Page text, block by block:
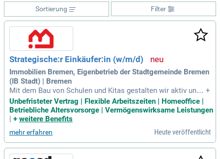
Filter
Sortierung
Strategische:r Einkäufer:in (w/m/d)
Immobilien Bremen, Eigenbetrieb der Stadtgemeinde Bremen
(IB Stadt) | Bremen
Mit dem Bau von Schulen und Kitas gestalten wir aktiv unse
re Stadt. Gleichzeitig leisten wir mit energieeffizienten Proje
kten einen echten Beitrag zum Klimaschutz. Wir suchen Sie
als.
+
Unbefristeter Vertrag | Flexible Arbeitszeiten | Homeoffice |
Betriebliche Altersvorsorge | Vermögenswirksame Leistungen
| + weitere Benefits
mehr erfahren Heute veröffentlicht